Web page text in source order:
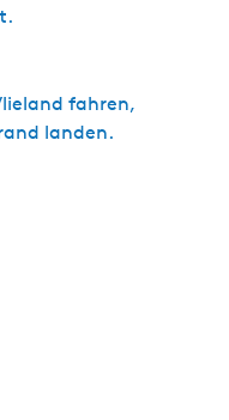
fahren,
landen.